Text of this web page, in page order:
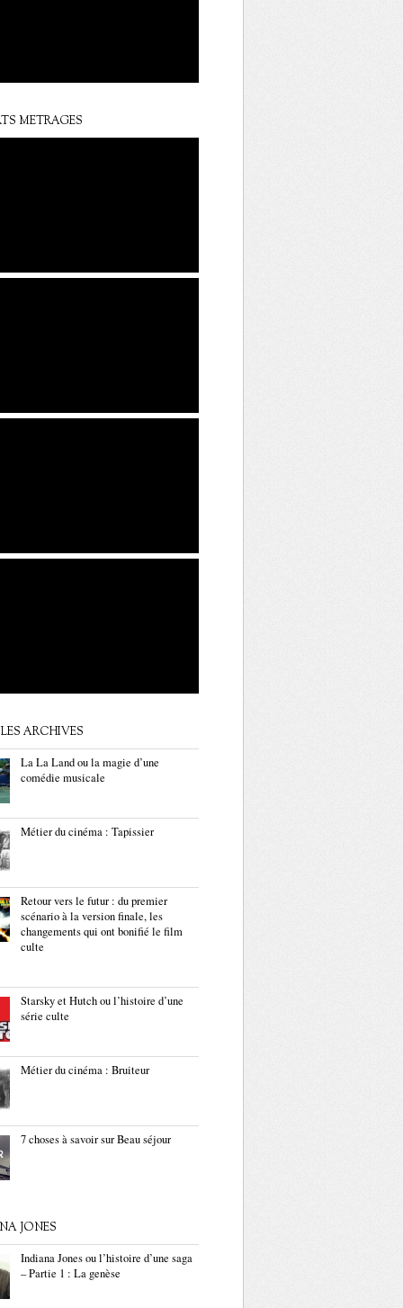
METRAGES
ARCHIVES
La La Land ou la magie d’une
comédie musicale
Métier du cinéma : Tapissier
Retour vers le futur : du premier
scénario à la version finale, les
changements qui ont bonifié le film
culte
Starsky et Hutch ou l’histoire d’une
série culte
Métier du cinéma : Bruiteur
7 choses à savoir sur Beau séjour
JONES
Indiana Jones ou l’histoire d’une saga
– Partie 1 : La genèse